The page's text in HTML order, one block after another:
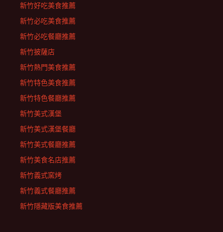
新竹好吃美食推薦
新竹必吃美食推薦
新竹必吃餐廳推薦
新竹披薩店
新竹熱門美食推薦
新竹特色美食推薦
新竹特色餐廳推薦
新竹美式漢堡
新竹美式漢堡餐廳
新竹美式餐廳推薦
新竹美食名店推薦
新竹義式窯烤
新竹義式餐廳推薦
新竹隱藏版美食推薦